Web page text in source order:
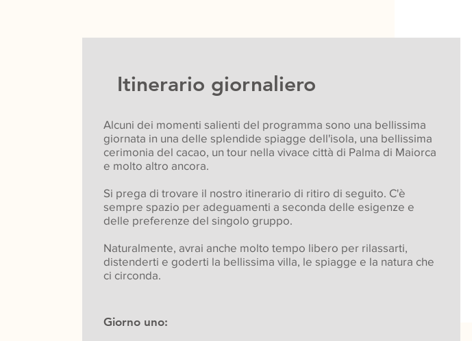
Itinerario giornaliero
Alcuni dei momenti salienti del programma sono una bellissima
giornata in una delle splendide spiagge dell'isola, una bellissima
cerimonia del cacao, un tour nella vivace città di Palma di Maiorca
e molto altro ancora.
Si prega di trovare il nostro itinerario di ritiro di seguito. C'è
sempre spazio per adeguamenti a seconda delle esigenze e
delle preferenze del singolo gruppo.
Naturalmente, avrai anche molto tempo libero per rilassarti,
distenderti e goderti la bellissima villa, le spiagge e la natura che
ci circonda.
Giorno uno: